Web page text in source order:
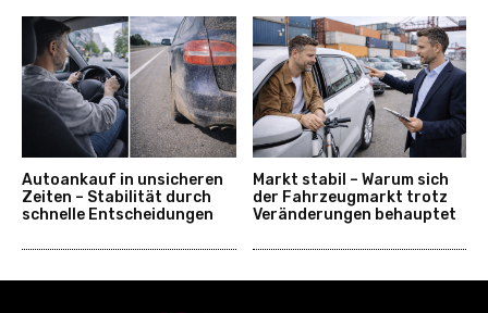
Autoankauf in unsicheren
Zeiten – Stabilität durch
schnelle Entscheidungen
Markt stabil – Warum sich
der Fahrzeugmarkt trotz
Veränderungen behauptet